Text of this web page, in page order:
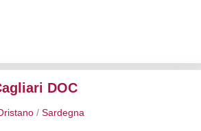
DOC
/Sardegna